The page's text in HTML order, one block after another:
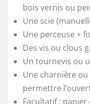
bois vernis ou
Une scie
Une perceuse +
Des vis ou clous
Un tournevis ou
Une charnière
permettre
Facultatif :